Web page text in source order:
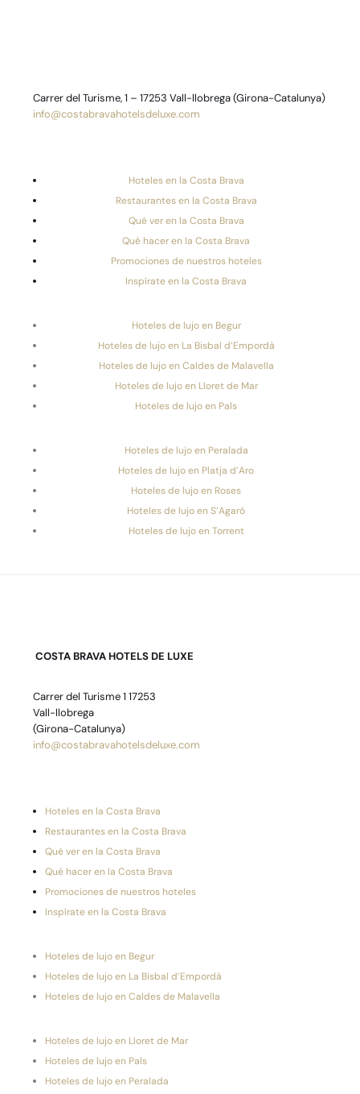
Carrer del Turisme, 1 – 17253 Vall-llobrega (Girona-Catalunya)
info@costabravahotelsdeluxe.com
Hoteles en la Costa Brava
Restaurantes en la Costa Brava
Qué ver en la Costa Brava
Qué hacer en la Costa Brava
Promociones de nuestros hoteles
Inspírate en la Costa Brava
Hoteles de lujo en Begur
Hoteles de lujo en La Bisbal d’Empordà
Hoteles de lujo en Caldes de Malavella
Hoteles de lujo en Lloret de Mar
Hoteles de lujo en Pals
Hoteles de lujo en Peralada
Hoteles de lujo en Platja d’Aro
Hoteles de lujo en Roses
Hoteles de lujo en S’Agaró
Hoteles de lujo en Torrent
COSTA BRAVA HOTELS DE LUXE
Carrer del Turisme 1 17253
Vall-llobrega
(Girona-Catalunya)
info@costabravahotelsdeluxe.com
Hoteles en la Costa Brava
Restaurantes en la Costa Brava
Qué ver en la Costa Brava
Qué hacer en la Costa Brava
Promociones de nuestros hoteles
Inspírate en la Costa Brava
Hoteles de lujo en Begur
Hoteles de lujo en La Bisbal d’Empordà
Hoteles de lujo en Caldes de Malavella
Hoteles de lujo en Lloret de Mar
Hoteles de lujo en Pals
Hoteles de lujo en Peralada